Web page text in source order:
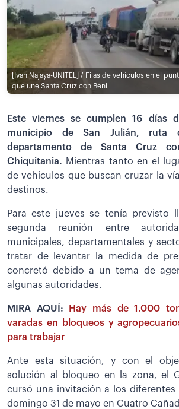
[Ivan Najaya-UNITEL] / Filas de vehículos en el
que une Santa Cruz con Beni
Este viernes se cumplen 16 días
municipio de San Julián, ruta
departamento de Santa Cruz
Chiquitania. Mientras tanto en el
de vehículos que buscan cruzar la
destinos.
Para este jueves se tenía previsto
segunda reunión entre
municipales, departamentales y
tratar de levantar la medida de
concretó debido a un tema de
algunas autoridades.
MIRA AQUÍ:
Hay más de 1.000
varadas en bloqueos y
para trabajar
Ante esta situación, y con el
solución al bloqueo en la zona, el
cursó una invitación a los diferentes
domingo 31 de mayo en Cuatro